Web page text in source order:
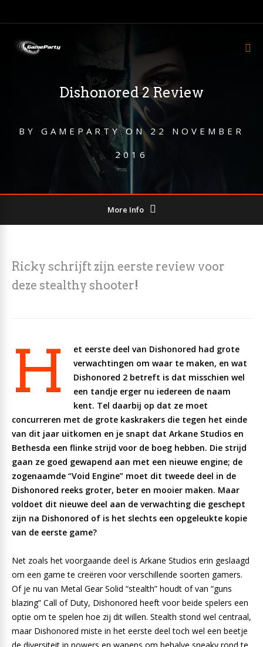
Dishonored 2 Review
BY GAMEPARTYON 22 NOVEMBER
2016
More Info
Ricky schrijft zijn eerste review voor
deze stealthy shooter!
H
et eerste deel van Dishonored had grote
verwachtingen om waar te maken, en wat
Dishonored 2 betreft is dat misschien wel
een tandje erger nu iedereen de naam
kent. Tel daarbij op dat ze moet
concurreren met de grote kaskrakers die tegen het einde
van dit jaar uitkomen en je snapt dat Arkane Studios en
Bethesda een flinke strijd voor de boeg hebben. Die strijd
gaan ze goed gewapend aan met een nieuwe engine; de
zogenaamde “Void Engine” moet dit tweede deel in de
Dishonored reeks groter, beter en mooier maken. Maar
voldoet dit nieuwe deel aan de verwachting die geschept
zijn na Dishonored of is het slechts een opgeleukte kopie
van de eerste game?
Net zoals het voorgaande deel is Arkane Studios erin geslaagd
om een game te creëren voor verschillende soorten gamers.
Of je nu van Metal Gear Solid “stealth” houdt of van “guns
blazing” Call of Duty, Dishonored heeft voor beide spelers een
optie om te spelen hoe zij dit willen. Stealth stond wel centraal,
maar Dishonored miste in het eerste deel toch wel een beetje